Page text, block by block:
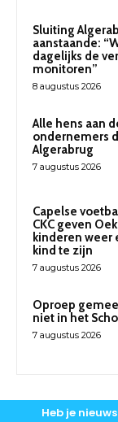
Sluiting
aanstaande:
dagelijks de
monitoren”
8 augustus 2026
Alle hens aan
ondernemers
Algerabrug
7 augustus 2026
Capelse
CKC geven
kinderen weer
kind te zijn
7 augustus 2026
Oproep
niet in het
7 augustus 2026
Heb je